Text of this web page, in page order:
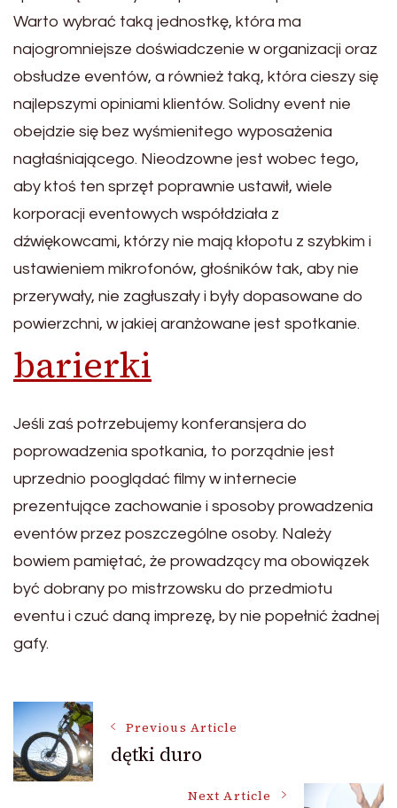
Warto wybrać taką jednostkę, która ma
najogromniejsze doświadczenie w organizacji oraz
obsłudze eventów, a również taką, która cieszy się
najlepszymi opiniami klientów. Solidny event nie
obejdzie się bez wyśmienitego wyposażenia
nagłaśniającego. Nieodzowne jest wobec tego,
aby ktoś ten sprzęt poprawnie ustawił, wiele
korporacji eventowych współdziała z
dźwiękowcami, którzy nie mają kłopotu z szybkim i
ustawieniem mikrofonów, głośników tak, aby nie
przerywały, nie zagłuszały i były dopasowane do
powierzchni, w jakiej aranżowane jest spotkanie.
barierki
Jeśli zaś potrzebujemy konferansjera do
poprowadzenia spotkania, to porządnie jest
uprzednio pooglądać filmy w internecie
prezentujące zachowanie i sposoby prowadzenia
eventów przez poszczególne osoby. Należy
bowiem pamiętać, że prowadzący ma obowiązek
być dobrany po mistrzowsku do przedmiotu
eventu i czuć daną imprezę, by nie popełnić żadnej
gafy.
Post
Navigation
Previous Article
dętki duro
Next Article